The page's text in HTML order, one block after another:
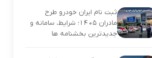
ثبت نام ایران خودرو طرح
مادران ۱۴۰۵؛ شرایط، سامانه و
جدیدترین بخشنامه ها